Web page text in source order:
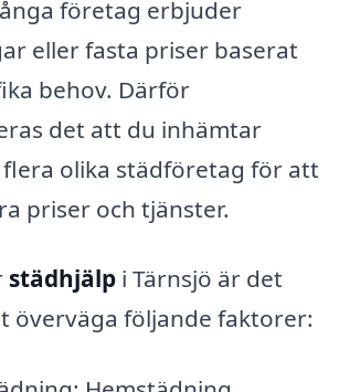
företag erbjuder
eller fasta priser baserat
behov. Därför
det att du inhämtar
olika städföretag för att
priser och tjänster.
städhjälp i Tärnsjö är det
överväga följande faktorer: